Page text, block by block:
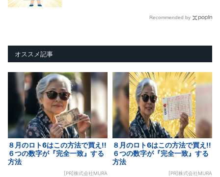
Recommended by
オススメ記事
８月のロト6はこの方法で買え!!
６つの数字が『完全一致』する
方法
[PR]株式会社MURA
８月のロト6はこの方法で買え!!
６つの数字が『完全一致』する
方法
[PR]株式会社MURA